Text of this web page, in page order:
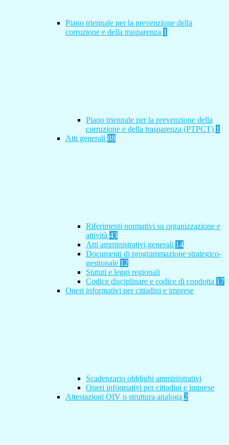
Piano triennale per la prevenzione della
corruzione e della trasparenza 1
Piano triennale per la prevenzione della
corruzione e della trasparenza (PTPCT) 1
Atti generali 88
Riferimenti normativi su organizzazione e
attività 43
Atti amministrativi generali 14
Documenti di programmazione strategico-
gestionale 12
Statuti e leggi regionali
Codice disciplinare e codice di condotta 17
Oneri informativi per cittadini e imprese
Scadenzario obblighi amministrativi
Oneri informativi per cittadini e imprese
Attestazioni OIV o struttura analoga 2